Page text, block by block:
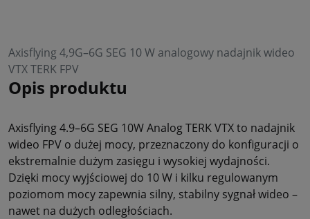
Axisflying 4,9G–6G SEG 10 W analogowy nadajnik wideo
VTX TERK FPV
Opis produktu
Axisflying 4.9–6G SEG 10W Analog TERK VTX to nadajnik
wideo FPV o dużej mocy, przeznaczony do konfiguracji o
ekstremalnie dużym zasięgu i wysokiej wydajności.
Dzięki mocy wyjściowej do 10 W i kilku regulowanym
poziomom mocy zapewnia silny, stabilny sygnał wideo –
nawet na dużych odległościach.